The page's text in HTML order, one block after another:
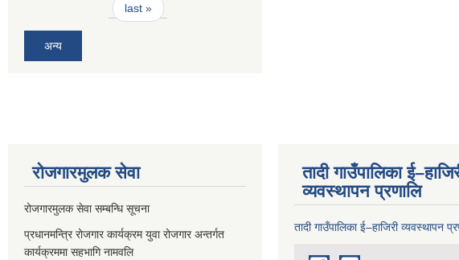
last »
अन्य
रोजगारमुलक सेवा
रोजगारमुलक सेवा सम्बन्धि सूचना
प्रधानमन्त्रि रोजगार कार्यक्रम युवा रोजगार अन्तर्गत
कार्यक्रममा सहभागि नामवलि
तादी गाउँपालिका
व्यवस्थापन प्रणालि
तादी गाउँपालिका ई–हाजिरी व्यवस्थापन